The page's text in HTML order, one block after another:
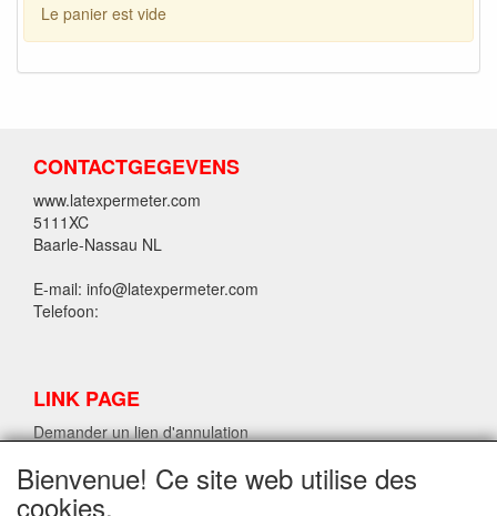
Le panier est vide
CONTACTGEGEVENS
www.latexpermeter.com
5111XC
Baarle-Nassau NL
E-mail: info@latexpermeter.com
Telefoon:
LINK PAGE
Demander un lien d'annulation
INFORMATIONS SUR LE LATEX LPM.
Bienvenue! Ce site web utilise des
cookies.